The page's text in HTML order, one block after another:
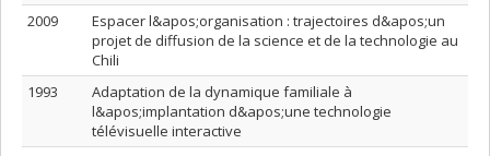
2009
Espacer l&apos;organisation : trajectoires d&apos;un
projet de diffusion de la science et de la technologie au
Chili
1993
Adaptation de la dynamique familiale à
l&apos;implantation d&apos;une technologie
télévisuelle interactive